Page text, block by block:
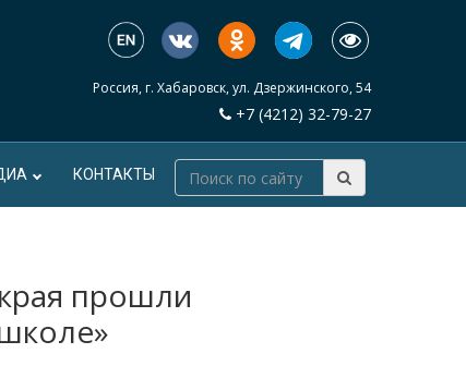
Россия, г. Хабаровск, ул. Дзержинского, 54
+7 (4212) 32-79-27
КОНТАКТЫ
прошли